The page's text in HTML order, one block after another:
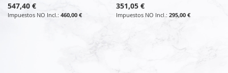
547,40 €
460,00 €
351,05 €
295,00 €